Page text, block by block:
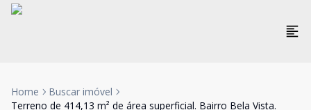
Home
Buscar imóvel
Terreno de 414,13 m² de área superficial. Bairro Bela Vista.